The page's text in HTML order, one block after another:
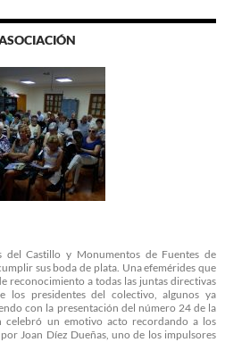
del Castillo y Monumentos de Fuentes de
sus boda de plata. Una efemérides que
reconocimiento a todas las juntas directivas
los presidentes del colectivo, algunos ya
con la presentación del número 24 de la
celebró un emotivo acto recordando a los
Joan Díez Dueñas, uno de los impulsores